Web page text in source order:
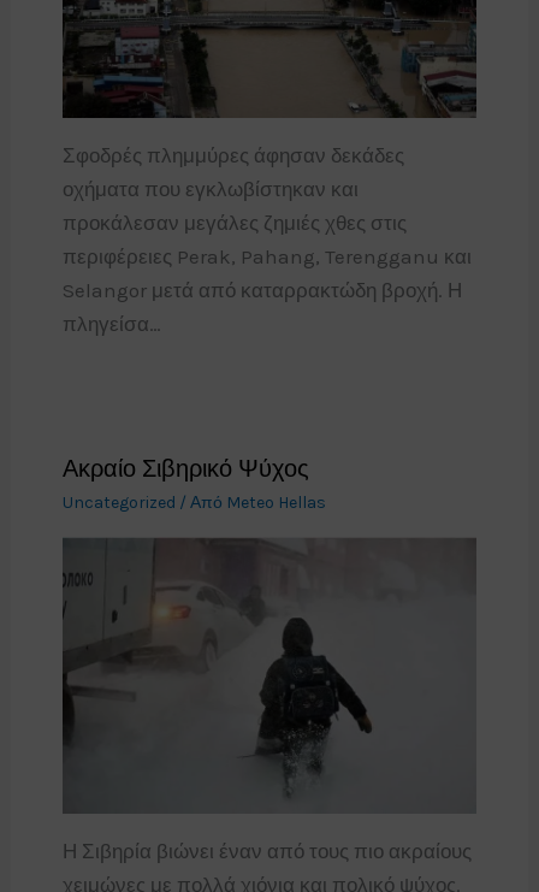
Σφοδρές πλημμύρες άφησαν δεκάδες
οχήματα που εγκλωβίστηκαν και
προκάλεσαν μεγάλες ζημιές χθες στις
περιφέρειες Perak, Pahang, Terengganu και
Selangor μετά από καταρρακτώδη βροχή. Η
πληγείσα…
Ακραίο Σιβηρικό Ψύχος
Uncategorized / Από Meteo Hellas
Η Σιβηρία βιώνει έναν από τους πιο ακραίους
χειμώνες με πολλά χιόνια και πολικό ψύχος.